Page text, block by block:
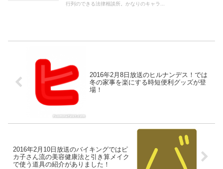
行列のできる法律相談所。かなりのキャラ...
2016年2月8日放送のヒルナンデス！では
冬の家事を楽にする時短便利グッズが登
場！
2016年2月10日放送のバイキングではピ
カ子さん流の美容健康法と引き算メイク
で使う道具の紹介がありました！